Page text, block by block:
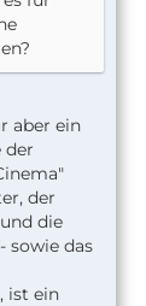
aber ein
der
der
die
sowie das
ist ein